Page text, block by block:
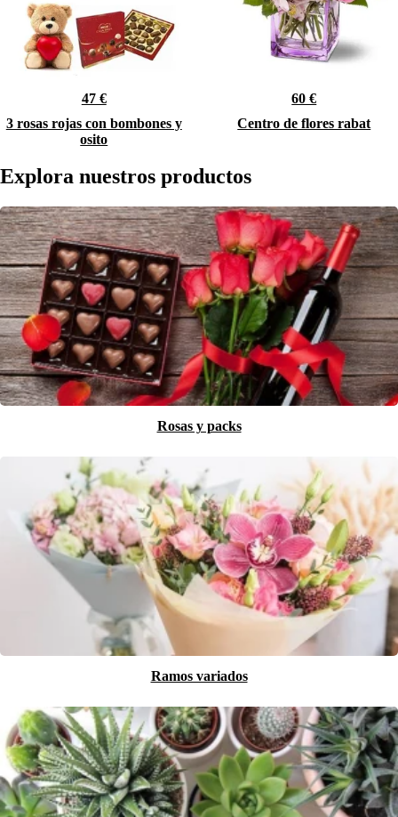
47 €
3 rosas rojas con bombones y
osito
60 €
Centro de flores rabat
Explora nuestros productos
Rosas y packs
Ramos variados